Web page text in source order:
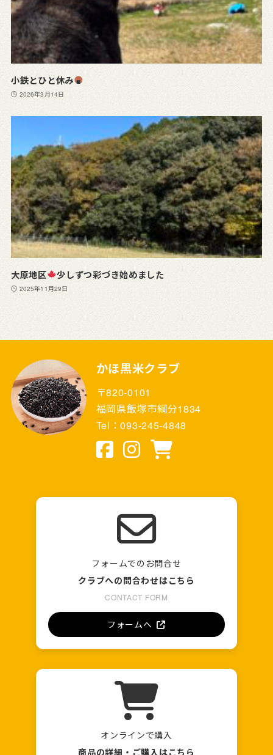
小鉄とひと休み
2026年3月14日
大原地区 少しずつ彩づき始めました
2025年11月29日
かほ黒米クラブ
〒820-0101
福岡県飯塚市綱分1834
Tel：093-245-4848
フォームでのお問合せ
クラブへの問合わせはこちら
CONTACT FORM
フォームへ
オンラインで購入
商品の詳細・ご購入はこちら